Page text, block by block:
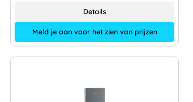
Meld je aan voor het zien van prijzen
Details